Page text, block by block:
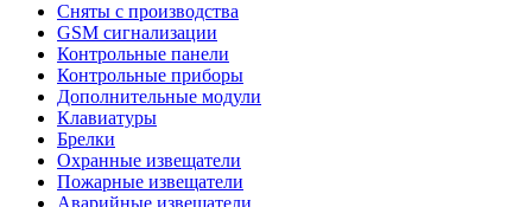
Сняты с производства
GSM сигнализации
Контрольные панели
Контрольные приборы
Дополнительные модули
Клавиатуры
Брелки
Охранные извещатели
Пожарные извещатели
Аварийные извещатели